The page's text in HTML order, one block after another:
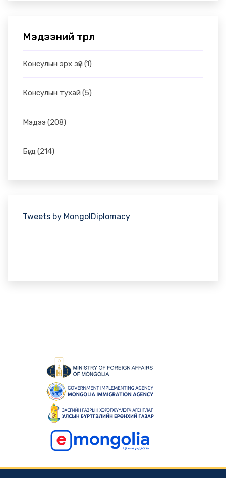
Мэдээний төрөл
Консулын эрх зүй (1)
Консулын тухай (5)
Мэдээ (208)
Бүгд (214)
Tweets by MongolDiplomacy